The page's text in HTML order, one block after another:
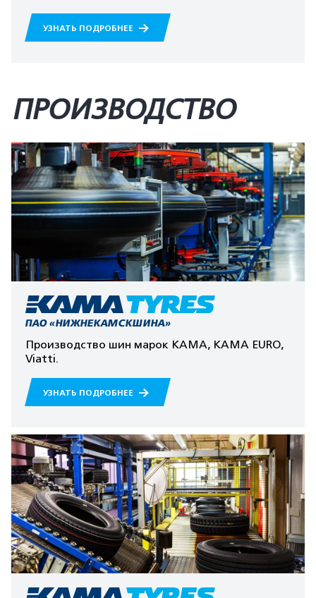
УЗНАТЬ ПОДРОБНЕЕ
ПРОИЗВОДСТВО
ПАО «НИЖНЕКАМСКШИНА»
Производство шин марок КАМА, КАМА EURO,
Viatti.
УЗНАТЬ ПОДРОБНЕЕ